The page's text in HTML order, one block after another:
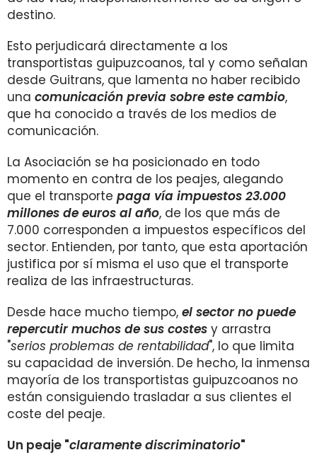
destino.
Esto perjudicará directamente a los
transportistas guipuzcoanos, tal y como señalan
desde Guitrans, que lamenta no haber recibido
una comunicación previa sobre este cambio,
que ha conocido a través de los medios de
comunicación.
La Asociación se ha posicionado en todo
momento en contra de los peajes, alegando
que el transporte paga vía impuestos 23.000
millones de euros al año, de los que más de
7.000 corresponden a impuestos específicos del
sector. Entienden, por tanto, que esta aportación
justifica por sí misma el uso que el transporte
realiza de las infraestructuras.
Desde hace mucho tiempo, el sector no puede
repercutir muchos de sus costes y arrastra
"serios problemas de rentabilidad", lo que limita
su capacidad de inversión. De hecho, la inmensa
mayoría de los transportistas guipuzcoanos no
están consiguiendo trasladar a sus clientes el
coste del peaje.
Un peaje "claramente discriminatorio"